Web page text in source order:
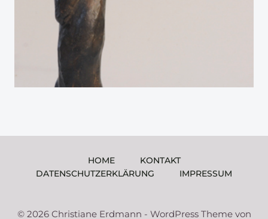
HOME
KONTAKT
DATENSCHUTZERKLÄRUNG
IMPRESSUM
© 2026 Christiane Erdmann - WordPress Theme von